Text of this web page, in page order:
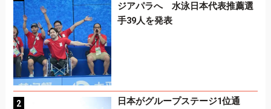
ジアパラへ 水泳日本代表推薦選
手39人を発表
日本がグループステージ1位通